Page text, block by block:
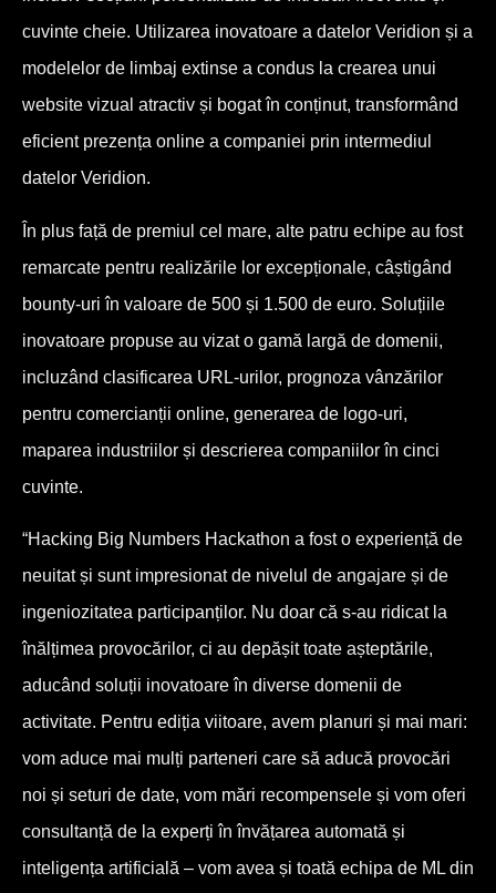
cuvinte cheie. Utilizarea inovatoare a datelor Veridion și a
modelelor de limbaj extinse a condus la crearea unui
website vizual atractiv și bogat în conținut, transformând
eficient prezența online a companiei prin intermediul
datelor Veridion.
În plus față de premiul cel mare, alte patru echipe au fost
remarcate pentru realizările lor excepționale, câștigând
bounty-uri în valoare de 500 și 1.500 de euro. Soluțiile
inovatoare propuse au vizat o gamă largă de domenii,
incluzând clasificarea URL-urilor, prognoza vânzărilor
pentru comercianții online, generarea de logo-uri,
maparea industriilor și descrierea companiilor în cinci
cuvinte.
“Hacking Big Numbers Hackathon a fost o experiență de
neuitat și sunt impresionat de nivelul de angajare și de
ingeniozitatea participanților. Nu doar că s-au ridicat la
înălțimea provocărilor, ci au depășit toate așteptările,
aducând soluții inovatoare în diverse domenii de
activitate. Pentru ediția viitoare, avem planuri și mai mari:
vom aduce mai mulți parteneri care să aducă provocări
noi și seturi de date, vom mări recompensele și vom oferi
consultanță de la experți în învățarea automată și
inteligența artificială – vom avea și toată echipa de ML din